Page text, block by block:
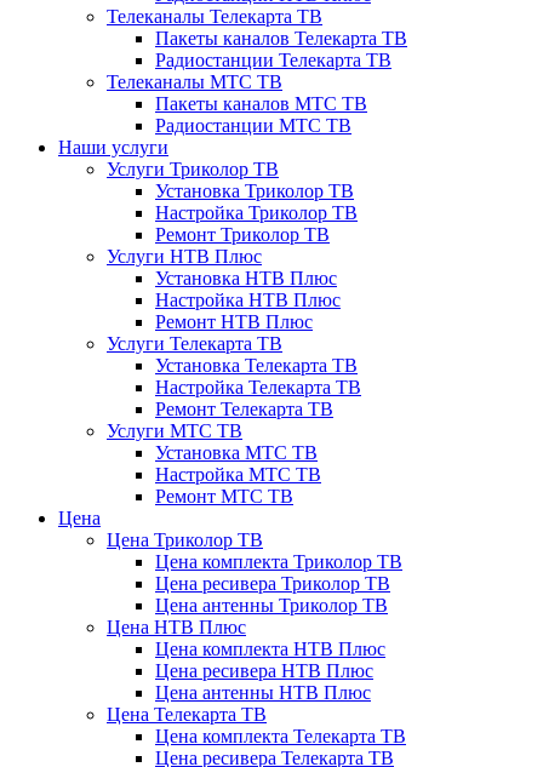
Телеканалы Телекарта ТВ
Пакеты каналов Телекарта ТВ
Радиостанции Телекарта ТВ
Телеканалы МТС ТВ
Пакеты каналов МТС ТВ
Радиостанции МТС ТВ
Наши услуги
Услуги Триколор ТВ
Установка Триколор ТВ
Настройка Триколор ТВ
Ремонт Триколор ТВ
Услуги НТВ Плюс
Установка НТВ Плюс
Настройка НТВ Плюс
Ремонт НТВ Плюс
Услуги Телекарта ТВ
Установка Телекарта ТВ
Настройка Телекарта ТВ
Ремонт Телекарта ТВ
Услуги МТС ТВ
Установка МТС ТВ
Настройка МТС ТВ
Ремонт МТС ТВ
Цена
Цена Триколор ТВ
Цена комплекта Триколор ТВ
Цена ресивера Триколор ТВ
Цена антенны Триколор ТВ
Цена НТВ Плюс
Цена комплекта НТВ Плюс
Цена ресивера НТВ Плюс
Цена антенны НТВ Плюс
Цена Телекарта ТВ
Цена комплекта Телекарта ТВ
Цена ресивера Телекарта ТВ